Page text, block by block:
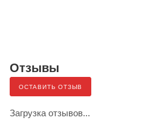
Отзывы
ОСТАВИТЬ ОТЗЫВ
Загрузка отзывов...